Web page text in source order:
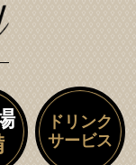
ドリンク
サービス